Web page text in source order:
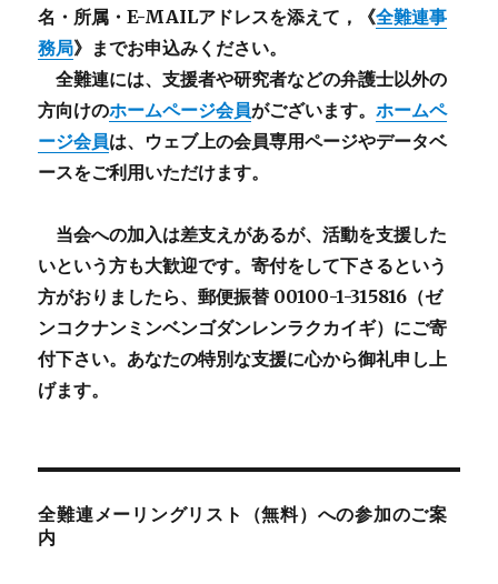
名・所属・E-MAILアドレスを添えて，《全難連事
務局》までお申込みください。
全難連には、支援者や研究者などの弁護士以外の
方向けのホームページ会員がございます。ホームペ
ージ会員は、ウェブ上の会員専用ページやデータベ
ースをご利用いただけます。
当会への加入は差支えがあるが、活動を支援した
いという方も大歓迎です。寄付をして下さるという
方がおりましたら、郵便振替 00100-1-315816（ゼ
ンコクナンミンベンゴダンレンラクカイギ）にご寄
付下さい。あなたの特別な支援に心から御礼申し上
げます。
全難連メーリングリスト（無料）への参加のご案
内